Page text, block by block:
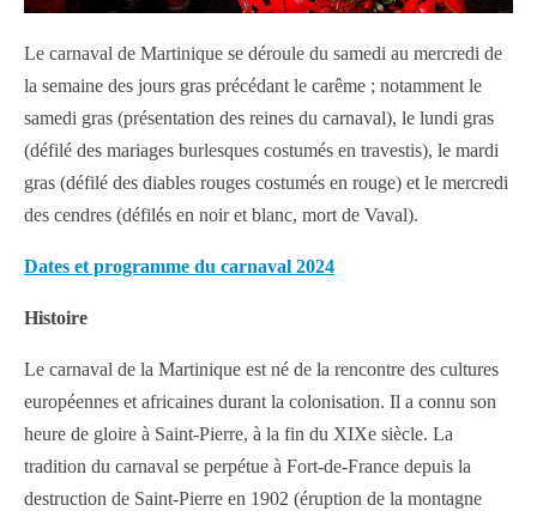
Le carnaval de Martinique se déroule du samedi au mercredi de
la semaine des jours gras précédant le carême ; notamment le
samedi gras (présentation des reines du carnaval), le lundi gras
(défilé des mariages burlesques costumés en travestis), le mardi
gras (défilé des diables rouges costumés en rouge) et le mercredi
des cendres (défilés en noir et blanc, mort de Vaval).
Dates et programme du carnaval 2024
Histoire
Le carnaval de la Martinique est né de la rencontre des cultures
européennes et africaines durant la colonisation. Il a connu son
heure de gloire à Saint-Pierre, à la fin du XIXe siècle. La
tradition du carnaval se perpétue à Fort-de-France depuis la
destruction de Saint-Pierre en 1902 (éruption de la montagne